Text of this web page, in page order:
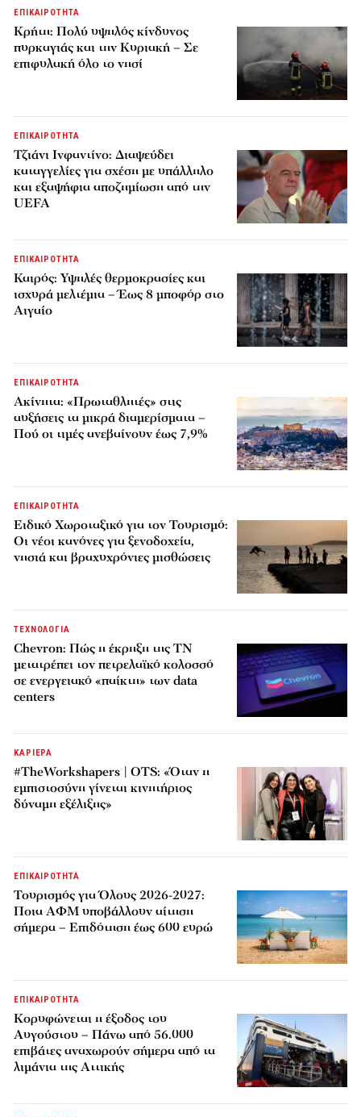
ΕΠΙΚΑΙΡΟΤΗΤΑ
Κρήτη: Πολύ υψηλός κίνδυνος
πυρκαγιάς και την Κυριακή – Σε
επιφυλακή όλο το νησί
ΕΠΙΚΑΙΡΟΤΗΤΑ
Τζιάνι Ινφαντίνο: Διαψεύδει
καταγγελίες για σχέση με υπάλληλο
και εξαψήφια αποζημίωση από την
UEFA
ΕΠΙΚΑΙΡΟΤΗΤΑ
Καιρός: Υψηλές θερμοκρασίες και
ισχυρά μελτέμια – Έως 8 μποφόρ στο
Αιγαίο
ΕΠΙΚΑΙΡΟΤΗΤΑ
Ακίνητα: «Πρωταθλητές» στις
αυξήσεις τα μικρά διαμερίσματα –
Πού οι τιμές ανεβαίνουν έως 7,9%
ΕΠΙΚΑΙΡΟΤΗΤΑ
Ειδικό Χωροταξικό για τον Τουρισμό:
Οι νέοι κανόνες για ξενοδοχεία,
νησιά και βραχυχρόνιες μισθώσεις
ΤΕΧΝΟΛΟΓΙΑ
Chevron: Πώς η έκρηξη της ΤΝ
μετατρέπει τον πετρελαϊκό κολοσσό
σε ενεργειακό «παίκτη» των data
centers
ΚΑΡΙΕΡΑ
#TheWorkshapers | OTS: «Όταν η
εμπιστοσύνη γίνεται κινητήριος
δύναμη εξέλιξης»
ΕΠΙΚΑΙΡΟΤΗΤΑ
Τουρισμός για Όλους 2026-2027:
Ποια ΑΦΜ υποβάλλουν αίτηση
σήμερα – Επιδότηση έως 600 ευρώ
ΕΠΙΚΑΙΡΟΤΗΤΑ
Κορυφώνεται η έξοδος του
Αυγούστου – Πάνω από 56.000
επιβάτες αναχωρούν σήμερα από τα
λιμάνια της Αττικής